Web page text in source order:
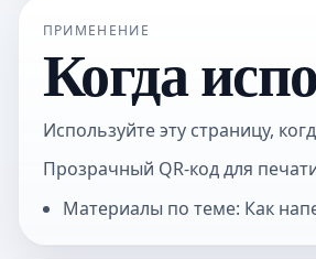
ПРИМЕНЕНИЕ
Когда
Используйте эту страницу,
Прозрачный QR-код для
Материалы по теме: Как